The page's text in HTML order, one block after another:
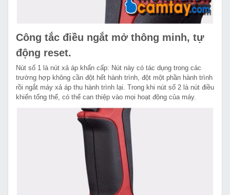
Công tắc điều ngắt mở thông minh, tự
động reset.
Nút số 1 là nút xả áp khẩn cấp: Nút này có tác dụng trong các
trường hợp không cần đột hết hành trình, đột một phần hành trình
rồi ngắt máy xả áp thu hành trình lại. Trong khi nút số 2 là nút điều
khiển tổng thể, có thể can thiệp vào mọi hoạt động của máy.